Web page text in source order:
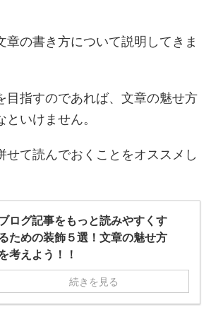
章の書き方について説明してきま
目指すのであれば、文章の魅せ方
いけません。
せて読んでおくことをオススメし
ログ記事をもっと読みやすくす
ための装飾５選！文章の魅せ方
考えよう！！
続きを見る